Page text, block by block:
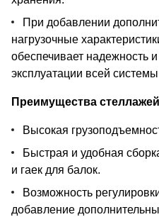
При добавлении
нагрузочные
обеспечивает надежность
эксплуатации всей
Преимущества
Высокая
Быстрая и удобная
и гаек для балок.
Возможность
добавление